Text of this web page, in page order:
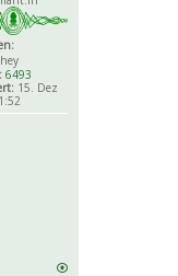
6493
15. Dez